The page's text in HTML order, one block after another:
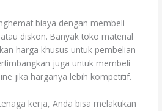
biaya dengan membeli
diskon. Banyak toko material
harga khusus untuk pembelian
juga untuk membeli
jika harganya lebih kompetitif.
kerja, Anda bisa melakukan